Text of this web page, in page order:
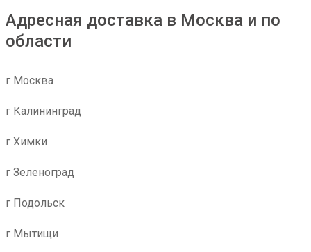
Адресная доставка в Москва и по
области
г Москва
г Калининград
г Химки
г Зеленоград
г Подольск
г Мытищи